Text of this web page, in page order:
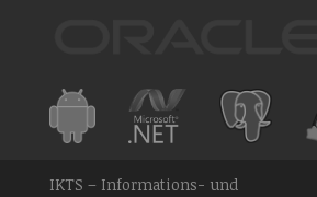
IKTS – Informations- und